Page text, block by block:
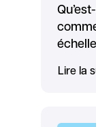
Lire la